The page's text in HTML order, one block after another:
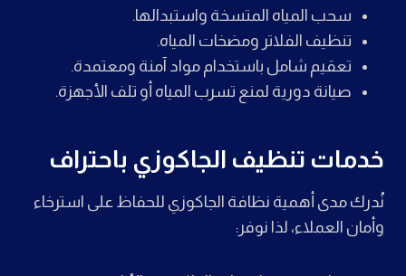
سحب المياه المتسخة واستبدالها.
تنظيف الفلاتر ومضخات المياه.
تعقيم شامل باستخدام مواد آمنة ومعتمدة.
صيانة دورية لمنع تسرب المياه أو تلف الأجهزة.
خدمات تنظيف الجاكوزي باحتراف
نُدرك مدى أهمية نظافة الجاكوزي للحفاظ على استرخاء
وأمان العملاء، لذا نوفر: